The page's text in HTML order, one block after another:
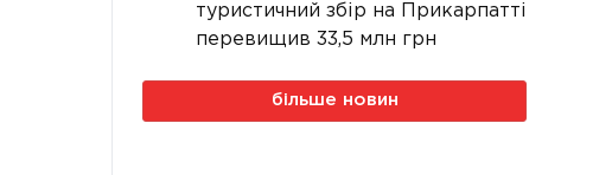
туристичний збір на Прикарпатті
перевищив 33,5 млн грн
більше новин